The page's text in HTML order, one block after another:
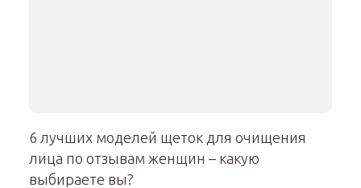
6 лучших моделей щеток для очищения
лица по отзывам женщин – какую
выбираете вы?